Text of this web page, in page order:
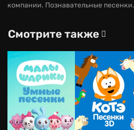
компании. Познавательные песенки
разных явлениях и многом другом.
Смотрите также